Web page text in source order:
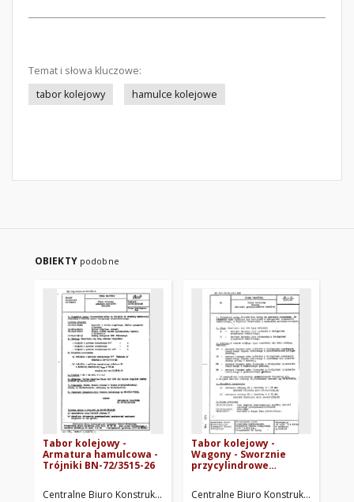
Temat i słowa kluczowe:
tabor kolejowy
hamulce kolejowe
OBIEKTY podobne
Tabor kolejowy -
Armatura hamulcowa -
Trójniki BN-72/3515-26
Centralne Biuro Konstrukcyjne Przemysłu Taboru Kolejowego. Oprac.
Tabor kolejowy -
Wagony - Sworznie
przycylindrowe
Centralne Biuro Konstrukcyjne